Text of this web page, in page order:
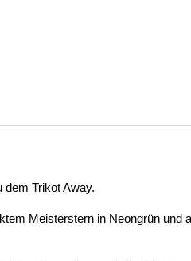
dem Trikot Away.
Meisterstern in Neongrün und